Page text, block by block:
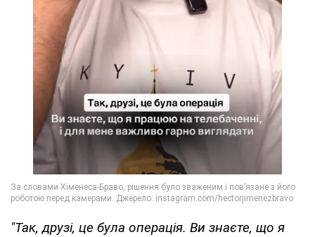
"Так, друзі, це була операція. Ви знаєте, що я